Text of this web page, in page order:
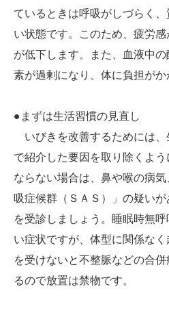
ているときは呼吸がしづらく
い状態です。このため、疲労
が低下します。また、血液中
素が過剰になり、体に負担がか
●まずは生活習慣の見直し
いびきを改善するためには
で紹介した要因を取り除くよ
ならない場合は、鼻や喉の病
吸症候群（ＳＡＳ）」の疑い
を受診しましょう。睡眠時無
い症状ですが、体型に関係な
を受けないと不整脈などの合
るので放置は禁物です。